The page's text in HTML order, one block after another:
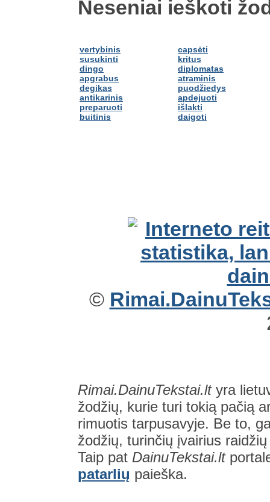
Neseniai ieškoti
vertybinis
susukinti
dingo
apgrabus
degikas
antikarinis
preparuoti
buitinis
capsėti
kritus
diplomatas
atraminis
puodžiedys
apdejuoti
išlakti
daigoti
©
Rimai.DainuTekstai.ltyra
žodžių, kurie turi tokią pačią
rimuotis tarpusavyje. Be to,
žodžių, turinčių įvairius
Taip pat DainuTekstai.lt
patarlių paieška.